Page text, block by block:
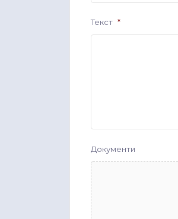
Текст *
Документи